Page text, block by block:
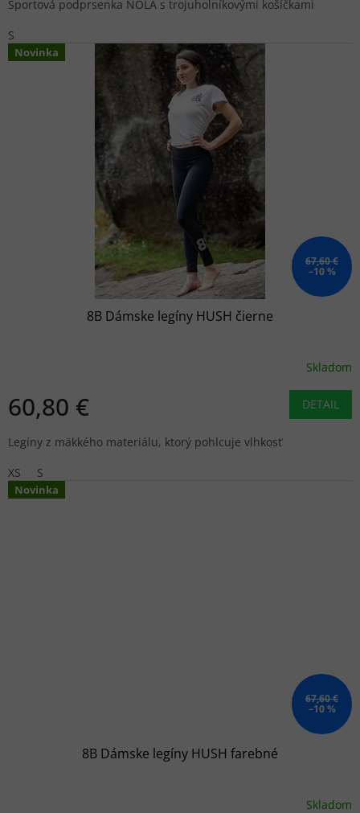
Športová podprsenka NOLA s trojuholníkovými košíčkami
S
Novinka
67,60 €
–10 %
8B Dámske legíny HUSH čierne
Skladom
60,80 € DETAIL
Legíny z mäkkého materiálu, ktorý pohlcuje vlhkosť
XS
S
Novinka
67,60 €
–10 %
8B Dámske legíny HUSH farebné
Skladom